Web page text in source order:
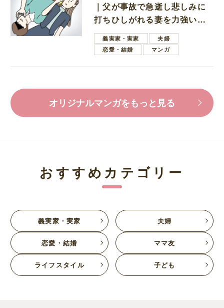
｜父が事故で急逝し悲しみに
打ちひしがれる妻を力強い言
葉で励ます夫
義実家・実家
夫婦
恋愛・結婚
マンガ
オリジナルマンガをもっと見る
おすすめカテゴリー
義実家・実家 夫婦
恋愛・結婚 ママ友
ライフスタイル 子ども